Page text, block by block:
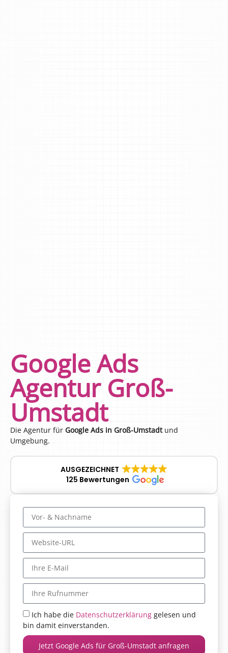
Google Ads
Agentur Groß-
Umstadt
Die Agentur für Google Ads in Groß-Umstadtund
Umgebung.
AUSGEZEICHNET
125 Bewertungen
Ich habe die Datenschutzerklärung gelesen und
bin damit einverstanden.
Jetzt Google Ads für Groß-Umstadt anfragen